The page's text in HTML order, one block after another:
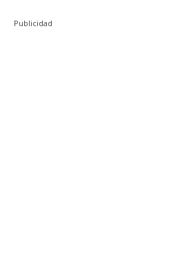
Publicidad